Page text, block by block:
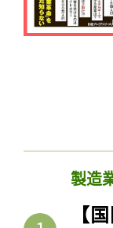
製造
【